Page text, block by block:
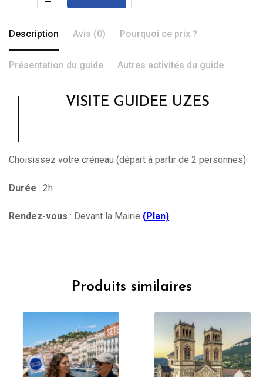
Description Avis (0) Pourquoi ce prix ?
Présentation du guide Autres activités du guide
VISITE GUIDEE UZES
Choisissez votre créneau (départ à partir de 2 personnes)
Durée : 2h
Rendez-vous : Devant la Mairie (Plan)
Produits similaires